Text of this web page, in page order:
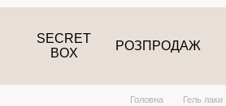
SECRET
BOX
РОЗПРОДАЖ
Головна Гель лаки